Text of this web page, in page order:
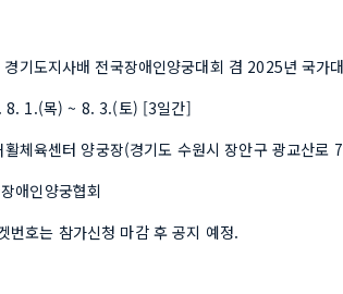
기도지사배 전국장애인양궁대회 겸 2025년 국가
8. 1.(목) ~ 8. 3.(토) [3일간]
체육센터 양궁장(경기도 수원시 장안구 광교산로
애인양궁협회
호는 참가신청 마감 후 공지 예정.